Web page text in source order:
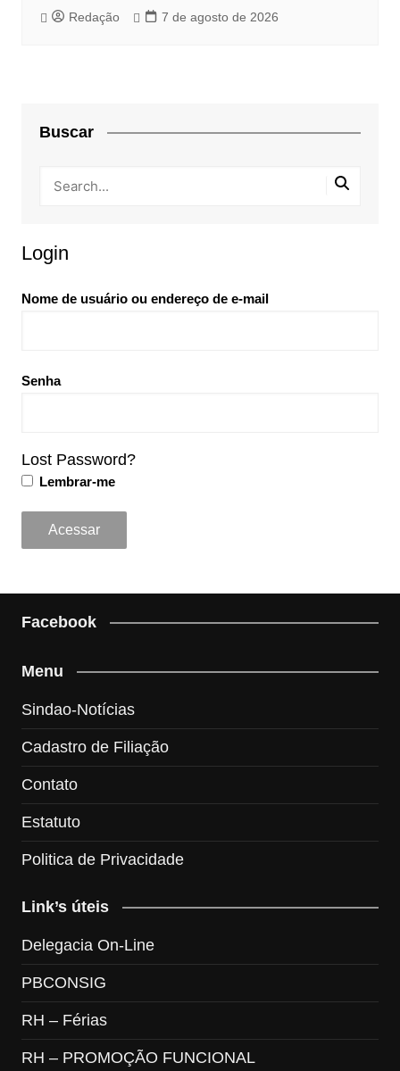
Redação 7 de agosto de 2026
Buscar
Login
Nome de usuário ou endereço de e-mail
Senha
Lost Password?
Lembrar-me
Facebook
Menu
Sindao-Notícias
Cadastro de Filiação
Contato
Estatuto
Politica de Privacidade
Link’s úteis
Delegacia On-Line
PBCONSIG
RH – Férias
RH – PROMOÇÃO FUNCIONAL